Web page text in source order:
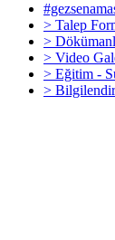
> Talep
>
> Video
> Eğitim -
>